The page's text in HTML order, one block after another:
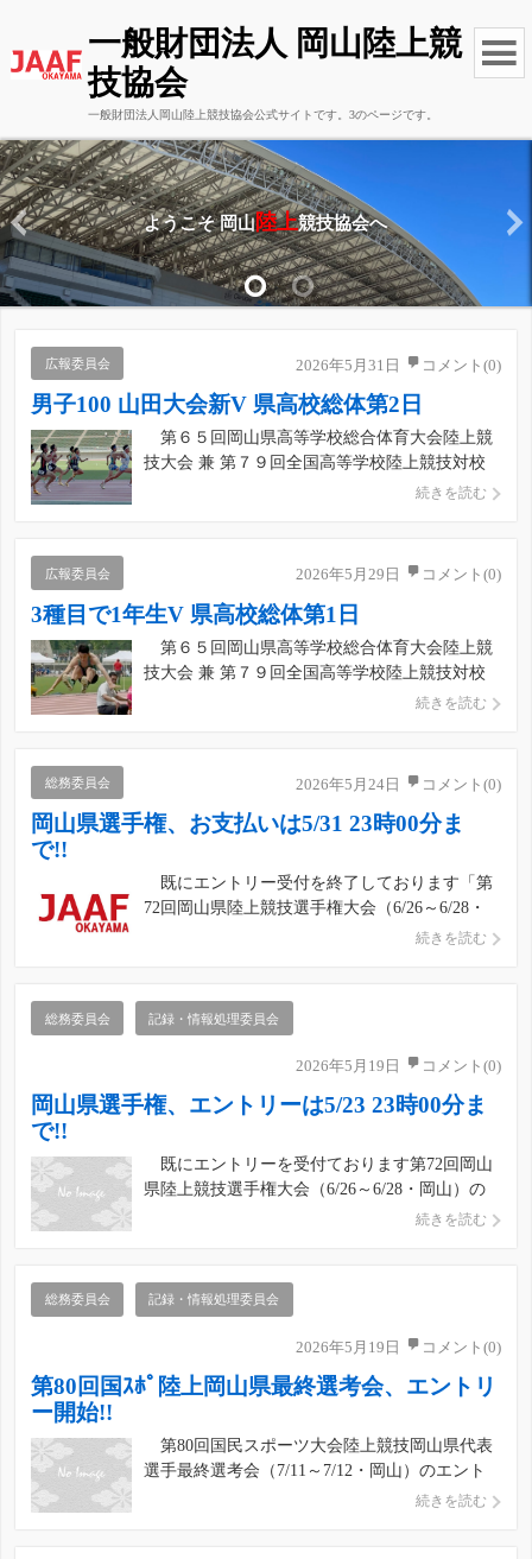
一般財団法人 岡山陸上競
技協会
一般財団法人岡山陸上競技協会公式サイトです。3のページです。
ようこそ 岡山陸上競技協会へ
広報委員会 2026年5月31日 コメント(0)
男子100 山田大会新V 県高校総体第2日
第６５回岡山県高等学校総合体育大会陸上競
技大会 兼 第７９回全国高等学校陸上競技対校
選手権大会岡山県予選会は第２日は５月２８
０秒４６の大会新記録で優勝しました。 男子
１００ｍはスタート直後から […]
続きを読む
広報委員会 2026年5月29日 コメント(0)
3種目で1年生V 県高校総体第1日
第６５回岡山県高等学校総合体育大会陸上競
技大会 兼 第７９回全国高等学校陸上競技対校
選手権大会岡山県予選会は５月２８日、岡山県
子１５００ｍで１年生が優勝しました。 男子
棒高跳では新田智裕（総社 […]
続きを読む
総務委員会 2026年5月24日 コメント(0)
岡山県選手権、お支払いは5/31 23時00分ま
で!!
既にエントリー受付を終了しております「第
72回岡山県陸上競技選手権大会（6/26～6/28・
岡山）」の参加料のお支払いについてご案内い
会に出場できませんので、お支払い忘れのない
よう、よろしくお願い […]
続きを読む
総務委員会 記録・情報処理委員会
2026年5月19日 コメント(0)
岡山県選手権、エントリーは5/23 23時00分ま
で!!
既にエントリーを受付ております第72回岡山
県陸上競技選手権大会（6/26～6/28・岡山）の
エントリー締切が、5月23日(土) 23:00まで とな
までの間に、参加料 […]
続きを読む
総務委員会 記録・情報処理委員会
2026年5月19日 コメント(0)
第80回国ｽﾎﾟ陸上岡山県最終選考会、エントリ
ー開始!!
第80回国民スポーツ大会陸上競技岡山県代表
選手最終選考会（7/11～7/12・岡山）のエント
リー✏を開始しました。 ■エントリー受付期間
続きを読む